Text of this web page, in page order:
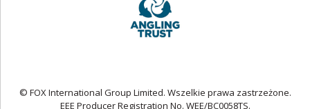
© FOX International Group Limited. Wszelkie prawa zastrzeżone.
EEE Producer Registration No. WEE/BC0058TS.